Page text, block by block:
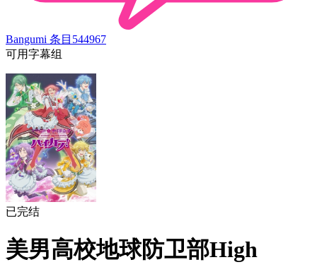
Bangumi 条目 544967
可用字幕组
已完结
美男高校地球防卫部High